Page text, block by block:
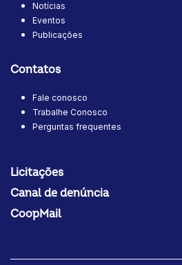
Notícias
Eventos
Publicações
Contatos
Fale conosco
Trabalhe Conosco
Perguntas frequentes
Licitações
Canal de denúncia
CoopMail